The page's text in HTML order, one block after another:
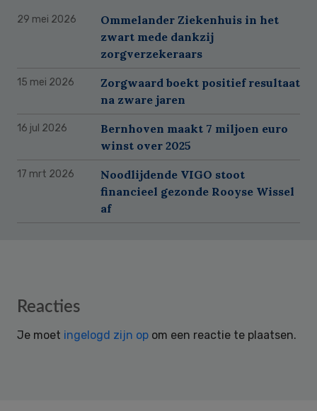
29 mei 2026
Ommelander Ziekenhuis in het
zwart mede dankzij
zorgverzekeraars
15 mei 2026
Zorgwaard boekt positief resultaat
na zware jaren
16 jul 2026
Bernhoven maakt 7 miljoen euro
winst over 2025
17 mrt 2026
Noodlijdende VIGO stoot
financieel gezonde Rooyse Wissel
af
Reader
Reacties
Je moet ingelogd zijn op om een reactie te plaatsen.